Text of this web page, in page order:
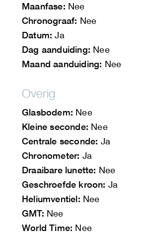
Maanfase: Nee
Chronograaf: Nee
Datum: Ja
Dag aanduiding: Nee
Maand aanduiding: Nee
Overig
Glasbodem: Nee
Kleine seconde: Nee
Centrale seconde: Ja
Chronometer: Ja
Draaibare lunette: Nee
Geschroefde kroon: Ja
Heliumventiel: Nee
GMT: Nee
World Time: Nee